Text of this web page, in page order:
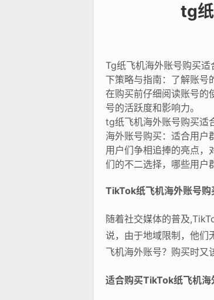
tg
Tg纸飞机海外账号购买
下策略与指南：了解账号
在购买前仔细阅读账号的
号的活跃度和影响力。
tg纸飞机海外账号购买适
海外账号购买：适合用户
用户们争相追捧的亮点，
们的不二选择，哪些用
TikTok纸飞机海外账号购
随着社交媒体的普及
说，由于地域限制，他们
飞机海外账号？购买时又
适合购买TikTok纸飞机海